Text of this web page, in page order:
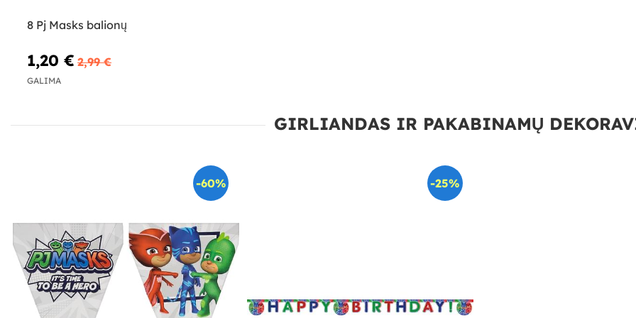
8 Pj Masks balionų
1,20 € 2,99 €
GALIMA
GIRLIANDAS IR PAKABINAMŲ
-60% -25%